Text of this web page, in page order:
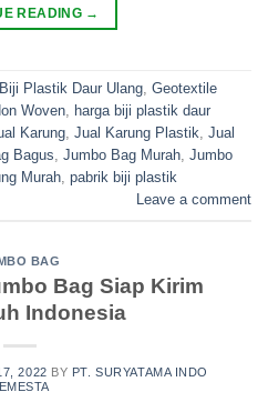
READING →
Biji Plastik Daur Ulang, Geotextile
Woven, harga biji plastik daur
Karung, Jual Karung Plastik, Jual
Bagus, Jumbo Bag Murah, Jumbo
Murah, pabrik biji plastik
Leave a comment
BAG
Bag Siap Kirim
Indonesia
2022 BY PT. SURYATAMA INDO